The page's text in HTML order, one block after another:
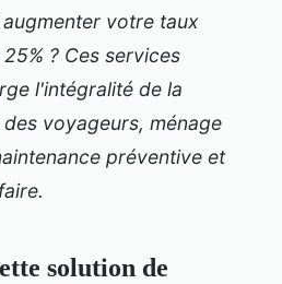
votre taux
? Ces services
l'intégralité de la
voyageurs, ménage
préventive et
solution de